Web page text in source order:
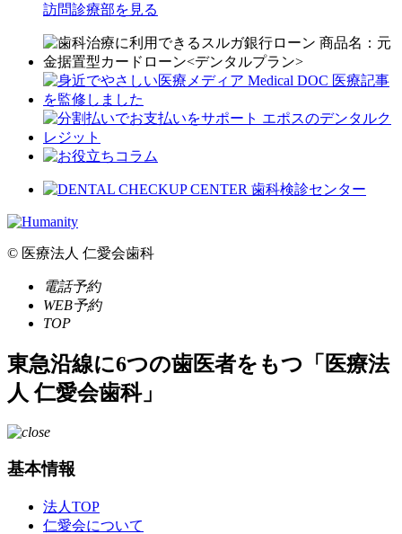
訪問診療部を見る
© 医療法人 仁愛会歯科
電話予約
WEB予約
TOP
東急沿線に6つの歯医者をもつ「医療法
人 仁愛会歯科」
基本情報
法人TOP
仁愛会について